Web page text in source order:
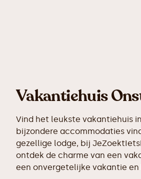
Vakantiehuis
Vind het leukste vakantiehuis
bijzondere accommodaties
gezellige lodge, bij
ontdek de charme van een
een onvergetelijke vakantie